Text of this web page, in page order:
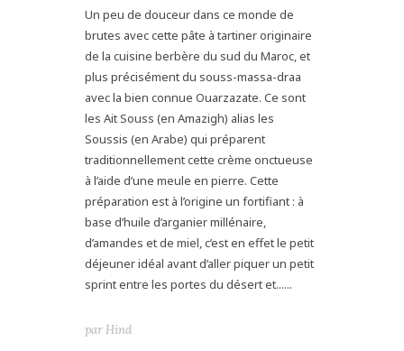
Un peu de douceur dans ce monde de
brutes avec cette pâte à tartiner originaire
de la cuisine berbère du sud du Maroc, et
plus précisément du souss-massa-draa
avec la bien connue Ouarzazate. Ce sont
les Ait Souss (en Amazigh) alias les
Soussis (en Arabe) qui préparent
traditionnellement cette crème onctueuse
à l’aide d’une meule en pierre. Cette
préparation est à l’origine un fortifiant : à
base d’huile d’arganier millénaire,
d’amandes et de miel, c’est en effet le petit
déjeuner idéal avant d’aller piquer un petit
sprint entre les portes du désert et......
par Hind